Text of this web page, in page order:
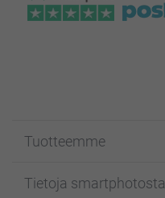
Tuotteemme
Kuvakortit
Tietoja smartphotosta